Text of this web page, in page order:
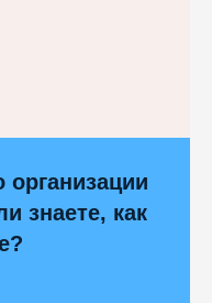
знаете, как